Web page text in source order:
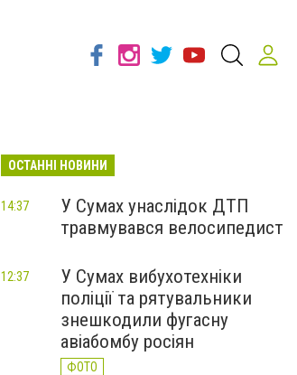
ОСТАННІ НОВИНИ
У Сумах унаслідок ДТП
травмувався велосипедист
14:37
У Сумах вибухотехніки
поліції та рятувальники
знешкодили фугасну
авіабомбу росіян
ФОТО
12:37